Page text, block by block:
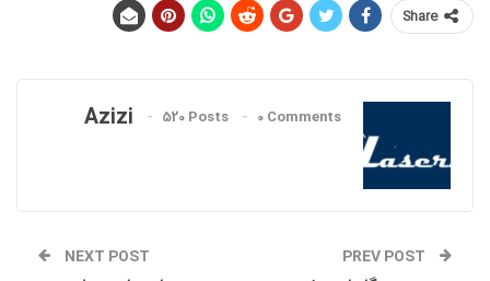
Share
Azizi 520 Posts 0 Comments
NEXT POST